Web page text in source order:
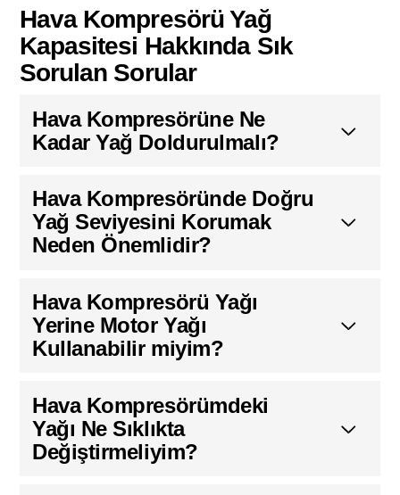
Hava Kompresörü Yağ
Kapasitesi Hakkında Sık
Sorulan Sorular
Hava Kompresörüne Ne
Kadar Yağ Doldurulmalı?
Hava Kompresöründe Doğru
Yağ Seviyesini Korumak
Neden Önemlidir?
Hava Kompresörü Yağı
Yerine Motor Yağı
Kullanabilir miyim?
Hava Kompresörümdeki
Yağı Ne Sıklıkta
Değiştirmeliyim?